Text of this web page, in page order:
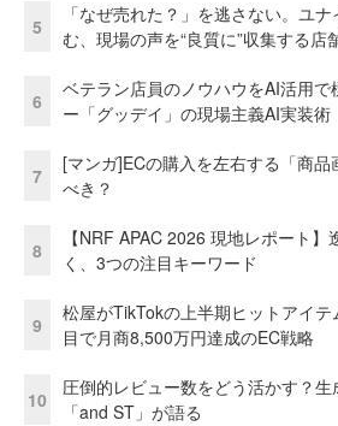
5
「なぜ売れた？」を逃さない。ユ
む、現場の声を“良質に”収集する店
6
ベテラン店員のノウハウをAI活用で
ー「グッデイ」の現場主義AI実装術
7
[マンガ]ECの購入を左右する「商
べき？
8
【NRF APAC 2026 現地レポート
く、3つの注目キーワード
9
松屋がTikTokの上半期ヒットアイテ
目で月商8,500万円達成のEC戦略
10
圧倒的レビュー数をどう活かす？
「and ST」が語る